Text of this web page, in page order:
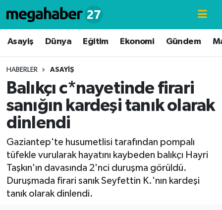
Asayiş Dünya Eğitim Ekonomi Gündem
HABERLER ASAYIŞ
Balıkçı c*nayetinde firari
sanığın kardeşi tanık olarak
dinlendi
Gaziantep'te husumetlisi tarafından pompalı
tüfekle vurularak hayatını kaybeden balıkçı Hayri
Taşkın'ın davasında 2'nci duruşma görüldü.
Duruşmada firari sanık Seyfettin K.'nın kardeşi
tanık olarak dinlendi.
Hava Durumu
Süper Lig Puan Durumu ve Fikstür
Tüm Manşetler
Son Dakika Haberleri
Haber Arşivi